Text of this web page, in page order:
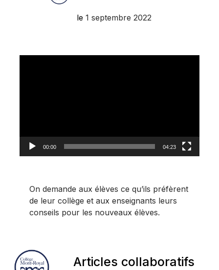
le 1 septembre 2022
00:00 04:23
On demande aux élèves ce qu’ils préfèrent
de leur collège et aux enseignants leurs
conseils pour les nouveaux élèves.
Articles collaboratifs